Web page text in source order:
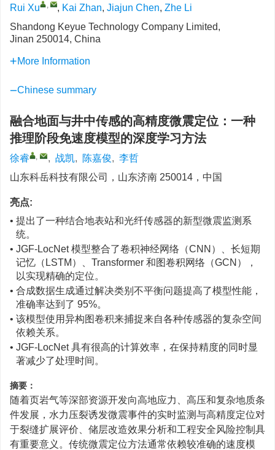
Rui Xu , , Kai Zhan, Jiajun Chen, Zhe Li
Shandong Keyue Technology Company Limited,
Jinan 250014, China
More Information
Chinese summary
融合地面与井中传感的高精度微震定位：一种
推理阶段免速度模型的深度学习方法
徐睿 , , 战凯, 陈嘉俊, 李哲
山东科岳科技有限公司，山东济南 250014，中国
亮点:
• 提出了一种结合地表站和光纤传感器的新型微震监测系
统。
• JGF-LocNet 模型整合了卷积神经网络（CNN）、长短期
记忆（LSTM）、Transformer 和图卷积网络（GCN），
以实现精确的定位。
• 合成数据生成通过解决类别不平衡问题提高了模型性能，
准确率达到了 95%。
• 该模型使用异构图卷积来捕捉来自各种传感器的复杂空间
依赖关系。
• JGF-LocNet 具有很高的计算效率，在保持精度的同时显
著减少了处理时间。
摘要：
随着页岩气等深部资源开发向高地应力、高压和复杂地质条
件发展，水力压裂诱发微震事件的实时监测与高精度定位对
于裂缝扩展评价、储层改造效果分析和工程安全风险控制具
有重要意义。传统微震定位方法通常依赖较准确的速度模